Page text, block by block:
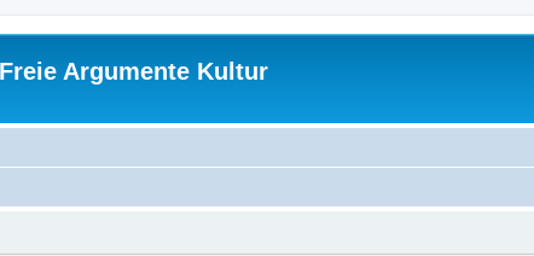
Freie Argumente Kultur